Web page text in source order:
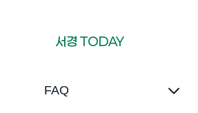
서경 TODAY
FAQ